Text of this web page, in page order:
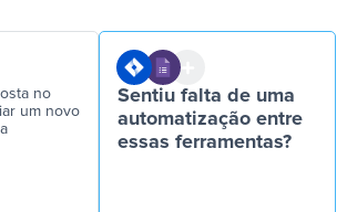
no
um novo
Sentiu falta de uma
automatização entre
essas ferramentas?